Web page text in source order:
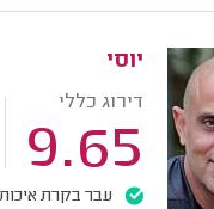
יוסי
דירוג כללי
9.65
עבר בקרת